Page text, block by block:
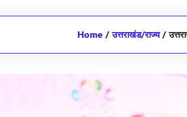
Home / उत्तराखंड/राज्य /